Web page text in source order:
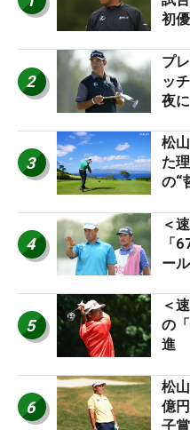
初
2
プ
ッ
夜
3
松
た
の“
4
＜
「
ー
5
＜
の
進
6
松
億
子